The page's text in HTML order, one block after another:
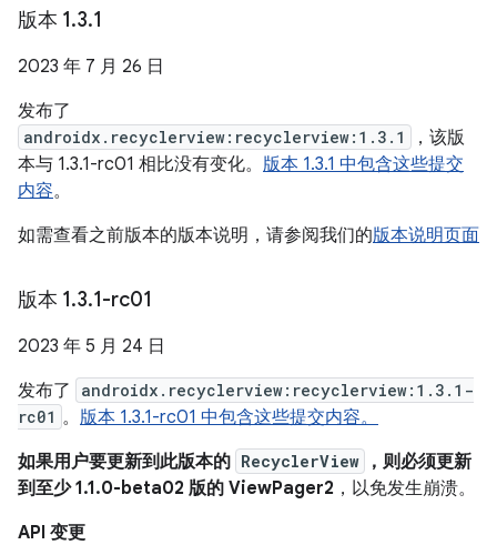
版本 1.3.1
2023 年 7 月 26 日
发布了
androidx.recyclerview:recyclerview:1.3.1
，该版
本与 1.3.1-rc01 相比没有变化。 版本 1.3.1 中包含这些提交
内容。
如需查看之前版本的版本说明，请参阅我们的版本说明页面
版本 1.3.1-rc01
2023 年 5 月 24 日
发布了
androidx.recyclerview:recyclerview:1.3.1-
rc01 。 版本 1.3.1-rc01 中包含这些提交内容。
如果用户要更新到此版本的 RecyclerView
，则必须更新
到至少 1.1.0-beta02 版的 ViewPager2 ，以免发生崩溃。
API 变更